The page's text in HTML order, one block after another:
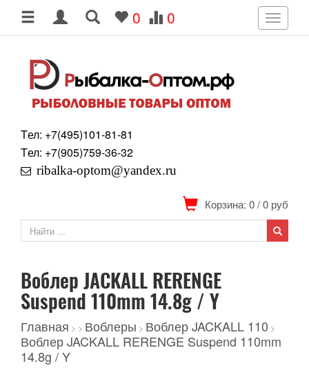
0 0
Toggle
Tел: +7(495)101-81-81
Tел: +7(905)759-36-32
ribalka-optom@yandex.ru
Корзина: 0/0 руб
Воблер JACKALL RERENGE
Suspend 110mm 14.8g / Y
Главная > > Воблеры > Воблер JACKALL 110 >
Воблер JACKALL RERENGE Suspend 110mm
14.8g / Y